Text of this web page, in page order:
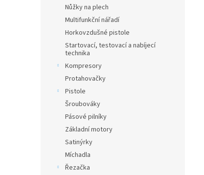
Nůžky na plech
Multifunkční nářadí
Horkovzdušné pistole
Startovací, testovací a nabíjecí
technika
Kompresory
Protahovačky
Pistole
Šroubováky
Pásové pilníky
Základní motory
Satinýrky
Míchadla
Řezačka